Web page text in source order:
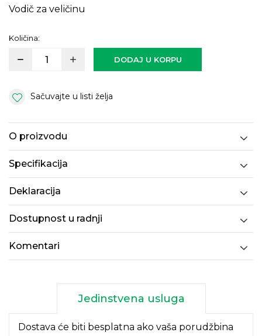
Vodič za veličinu
Količina:
DODAJ U KORPU
Sačuvajte u listi želja
O proizvodu
Specifikacija
Deklaracija
Dostupnost u radnji
Komentari
Jedinstvena usluga
Dostava će biti besplatna ako vaša porudžbina